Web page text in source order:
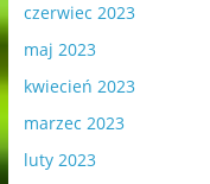
czerwiec 2023
maj 2023
kwiecień 2023
marzec 2023
luty 2023